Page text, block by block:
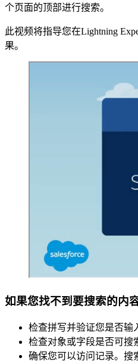
个页面的顶部进行搜索。
此视频将指导您在Lightning
果。
如果您找不到要搜索的内
检查拼写并验证您是否输
检查对象或字段是否可搜
确保您可以访问记录。搜